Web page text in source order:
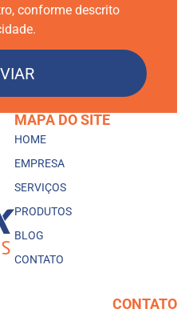
conforme descrito
MAPA DO SITE
HOME
EMPRESA
SERVIÇOS
PRODUTOS
BLOG
CONTATO
CONTATO